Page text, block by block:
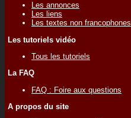
Les annonces
Les liens
Les textes non francophones
Les tutoriels vidéo
Tous les tutoriels
La FAQ
FAQ : Foire aux questions
A propos du site